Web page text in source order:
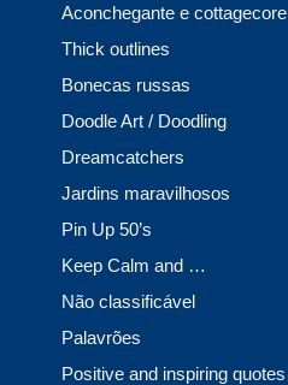
Aconchegante e cottagecore
Thick outlines
Bonecas russas
Doodle Art / Doodling
Dreamcatchers
Jardins maravilhosos
Pin Up 50’s
Keep Calm and …
Não classificável
Palavrões
Positive and inspiring quotes